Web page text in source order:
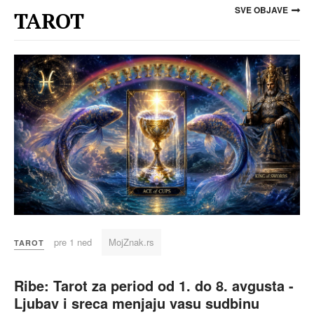
TAROT SVE OBJAVE
TAROT pre 1 ned MojZnak.rs
Ribe: Tarot za period od 1. do 8. avgusta -
Ljubav i sreca menjaju vasu sudbinu